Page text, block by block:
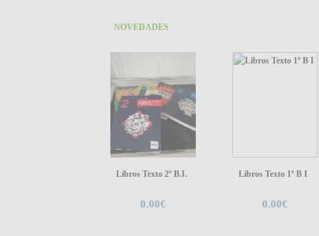
NOVEDADES
Libros Texto 2º B.I.
0.00€
Libros Texto 1º B I
0.00€